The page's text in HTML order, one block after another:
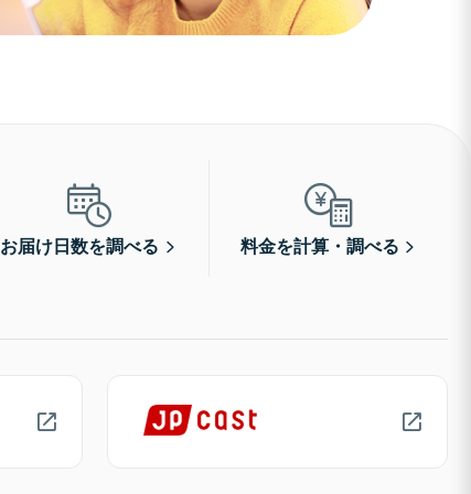
お届け日数を調べる 料金を計算・調べる